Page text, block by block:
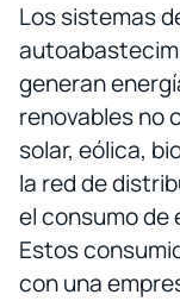
Los sistemas
generan
renovables no
solar, eólica,
la red de
el consumo de
Estos
con una